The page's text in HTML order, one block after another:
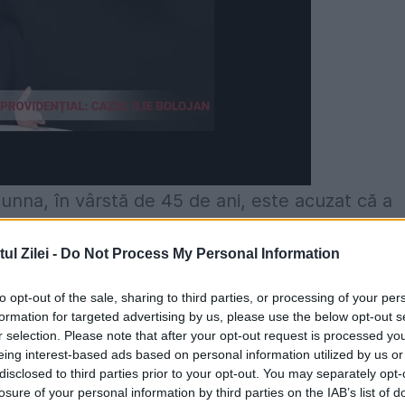
Zilei - Do Not Process My Personal Information
opt-out of the sale, sharing to third parties, or processing of your
for targeted advertising by us, please use the below opt-out
selection. Please note that after your opt-out request is processed
interest-based ads based on personal information utilized by us
to third parties prior to your opt-out. You may separately
of your personal information by third parties on the IAB’s list of
în vârstă de 45 de ani, este acuzat că a
parcat, unde a început să o abuzeze.
cinci ani a alergat la autobuz. Micuțul, care
să lovească în ușa vehiculului și să-l roage
a fugit la mama lui și i-a spus ce se
până să vină poliţia, vecinii au luat cu asalt